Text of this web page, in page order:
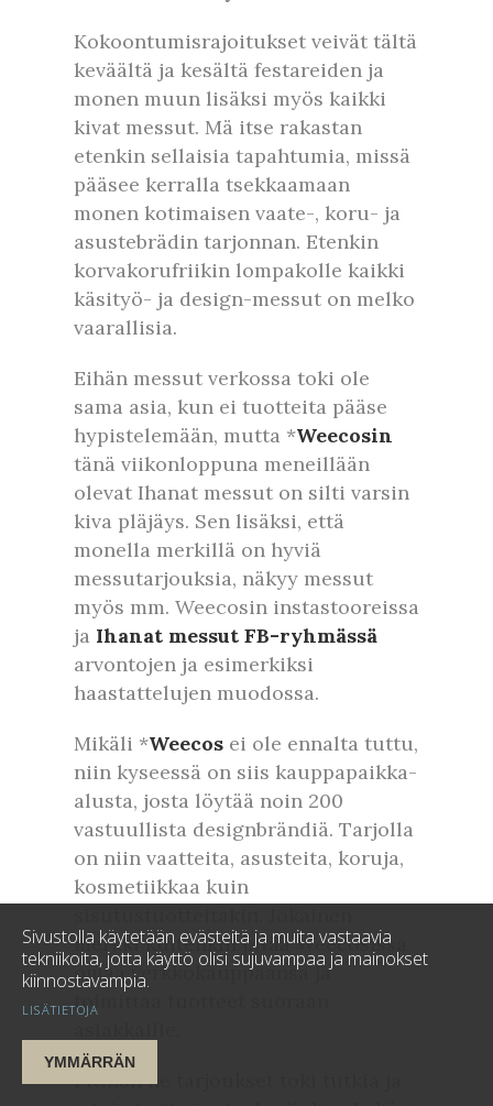
Kokoontumisrajoitukset veivät tältä
keväältä ja kesältä festareiden ja
monen muun lisäksi myös kaikki
kivat messut. Mä itse rakastan
etenkin sellaisia tapahtumia, missä
pääsee kerralla tsekkaamaan
monen kotimaisen vaate-, koru- ja
asustebrädin tarjonnan. Etenkin
korvakorufriikin lompakolle kaikki
käsityö- ja design-messut on melko
vaarallisia.
Eihän messut verkossa toki ole
sama asia, kun ei tuotteita pääse
hypistelemään, mutta *Weecosin
tänä viikonloppuna meneillään
olevat Ihanat messut on silti varsin
kiva pläjäys. Sen lisäksi, että
monella merkillä on hyviä
messutarjouksia, näkyy messut
myös mm. Weecosin instastooreissa
ja Ihanat messut FB-ryhmässä
arvontojen ja esimerkiksi
haastattelujen muodossa.
Mikäli *Weecos ei ole ennalta tuttu,
niin kyseessä on siis kauppapaikka-
alusta, josta löytää noin 200
vastuullista designbrändiä. Tarjolla
on niin vaatteita, asusteita, koruja,
kosmetiikkaa kuin
merkki kuitenkin pitää Weecosissa
omaa verkkokauppaansa ja
toimittaa tuotteet suoraan
Pitihän ne tarjoukset toki tutkia ja
LISÄTIETOJA
Sivustolla käytetään evästeitä ja muita vastaavia
tekniikoita, jotta käyttö olisi sujuvampaa ja mainokset
kiinnostavampia.
YMMÄRRÄN